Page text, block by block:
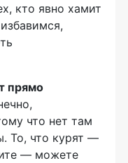
кто явно хамит
прямо
что нет там
То, что курят —
— можете